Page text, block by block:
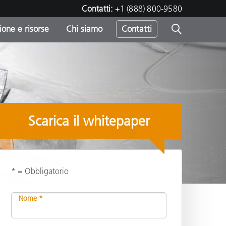
Contatti: +1 (888) 800-9580
e risorse Chi siamo Contatti
Scarica il whitepaper
* = Obbligatorio
Nome *